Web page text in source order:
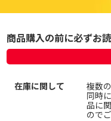
商品購入の前に必ずお
在庫に関して
複数
同時
品に
ので